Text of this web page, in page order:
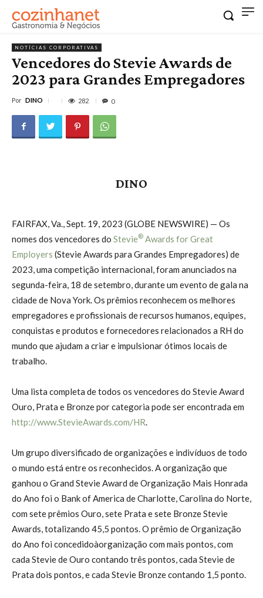
NOTÍCIAS CORPORATIVAS
Vencedores do Stevie Awards de
2023 para Grandes Empregadores
Por DINO 282 0
DINO
FAIRFAX, Va., Sept. 19, 2023 (GLOBE NEWSWIRE) — Os
nomes dos vencedores do Stevie® Awards for Great
Employers (Stevie Awards para Grandes Empregadores) de
2023, uma competição internacional, foram anunciados na
segunda-feira, 18 de setembro, durante um evento de gala na
cidade de Nova York. Os prêmios reconhecem os melhores
empregadores e profissionais de recursos humanos, equipes,
conquistas e produtos e fornecedores relacionados a RH do
mundo que ajudam a criar e impulsionar ótimos locais de
trabalho.
Uma lista completa de todos os vencedores do Stevie Award
Ouro, Prata e Bronze por categoria pode ser encontrada em
http://www.StevieAwards.com/HR.
Um grupo diversificado de organizações e indivíduos de todo
o mundo está entre os reconhecidos. A organização que
ganhou o Grand Stevie Award de Organização Mais Honrada
do Ano foi o Bank of America de Charlotte, Carolina do Norte,
com sete prêmios Ouro, sete Prata e sete Bronze Stevie
Awards, totalizando 45,5 pontos. O prêmio de Organização
do Ano foi concedidoàorganização com mais pontos, com
cada Stevie de Ouro contando três pontos, cada Stevie de
Prata dois pontos, e cada Stevie Bronze contando 1,5 ponto.